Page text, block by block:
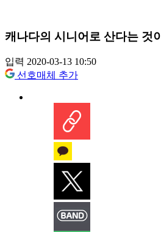
캐나다의 시니어로 산다는 것이
입력 2020-03-13 10:50
선호매체 추가